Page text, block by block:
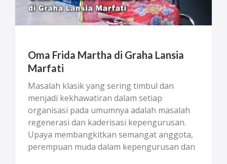
Oma Frida Martha di Graha Lansia
Marfati
Masalah klasik yang sering timbul dan
menjadi kekhawatiran dalam setiap
organisasi pada umumnya adalah masalah
regenerasi dan kaderisasi kepengurusan.
Upaya membangkitkan semangat anggota,
perempuan muda dalam kepengurusan dan